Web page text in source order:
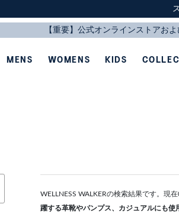
MENS WOMENS KIDS
WELLNESS WALKERの検索結果です。現
躍する革靴やパンプス、カジュアルにも使